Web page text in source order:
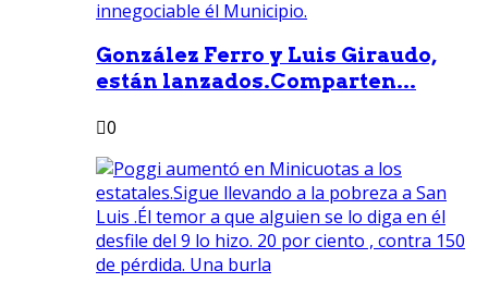
González Ferro y Luis Giraudo,
están lanzados.Comparten...
0